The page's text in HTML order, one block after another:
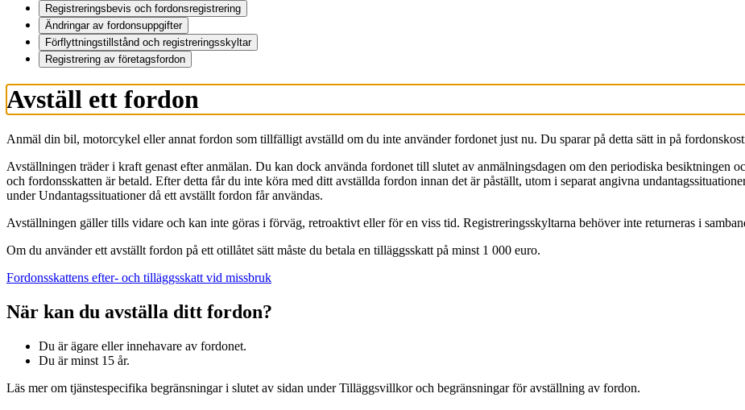
Registreringsbevis och fordonsregistrering
Ändringar av fordonsuppgifter
Förflyttningstillstånd och registreringsskyltar
Registrering av företagsfordon
Avställ ett fordon
Anmäl din bil, motorcykel eller annat fordon som tillfälligt avställd om du inte använder fordonet just nu. Du sparar på detta sätt in på
Avställningen träder i kraft genast efter anmälan. Du kan dock använda fordonet till slutet av anmälningsdagen om den periodiska besiktningen
och fordonsskatten är betald. Efter detta får du inte köra med ditt avställda fordon innan det är påställt, utom i separat angivna
under Undantagssituationer då ett avställt fordon får användas.
Avställningen gäller tills vidare och kan inte göras i förväg, retroaktivt eller för en viss tid. Registreringsskyltarna behöver inte returneras i
Om du använder ett avställt fordon på ett otillåtet sätt måste du betala en tilläggsskatt på minst 1 000 euro.
Fordonsskattens efter- och tilläggsskatt vid missbruk
När kan du avställa ditt fordon?
Du är ägare eller innehavare av fordonet.
Du är minst 15 år.
Läs mer om tjänstespecifika begränsningar i slutet av sidan under Tilläggsvillkor och begränsningar för avställning av fordon.